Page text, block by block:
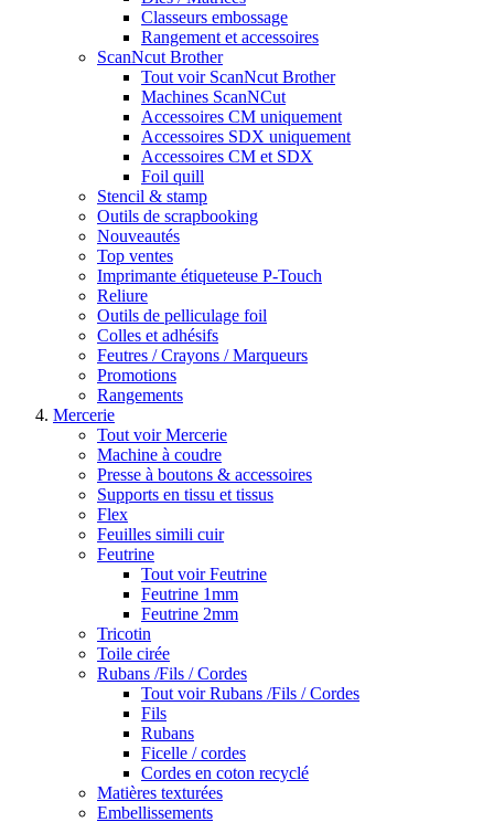
Classeurs embossage
Rangement et accessoires
ScanNcut Brother
Tout voir ScanNcut Brother
Machines ScanNCut
Accessoires CM uniquement
Accessoires SDX uniquement
Accessoires CM et SDX
Foil quill
Stencil & stamp
Outils de scrapbooking
Nouveautés
Top ventes
Imprimante étiqueteuse P-Touch
Reliure
Outils de pelliculage foil
Colles et adhésifs
Feutres / Crayons / Marqueurs
Promotions
Rangements
Mercerie
Tout voir Mercerie
Machine à coudre
Presse à boutons & accessoires
Supports en tissu et tissus
Flex
Feuilles simili cuir
Feutrine
Tout voir Feutrine
Feutrine 1mm
Feutrine 2mm
Tricotin
Toile cirée
Rubans /Fils / Cordes
Tout voir Rubans /Fils / Cordes
Fils
Rubans
Ficelle / cordes
Cordes en coton recyclé
Matières texturées
Embellissements